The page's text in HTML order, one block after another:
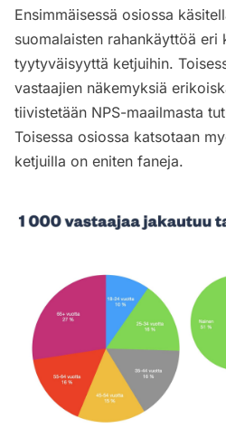
Ensimmäisessä osiossa
suomalaisten rahankäyttöä eri
tyytyväisyyttä ketjuihin.
vastaajien näkemyksiä
tiivistetään NPS-maailmasta
Toisessa osiossa katsotaan
ketjuilla on eniten faneja.